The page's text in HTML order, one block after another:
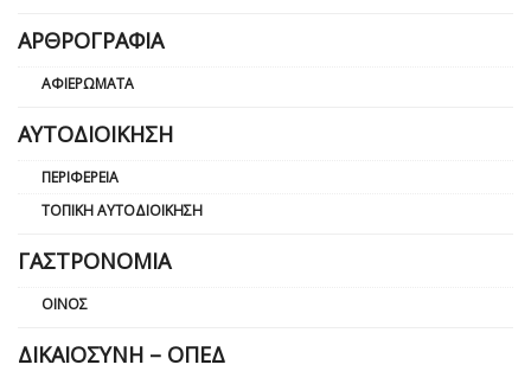
ΑΡΘΡΟΓΡΑΦΊΑ
ΑΦΙΕΡΏΜΑΤΑ
ΑΥΤΟΔΙΟΊΚΗΣΗ
ΠΕΡΙΦΈΡΕΙΑ
ΤΟΠΙΚΉ ΑΥΤΟΔΙΟΊΚΗΣΗ
ΓΑΣΤΡΟΝΟΜΊΑ
ΟΊΝΟΣ
ΔΙΚΑΙΟΣΎΝΗ – ΟΠΕΔ